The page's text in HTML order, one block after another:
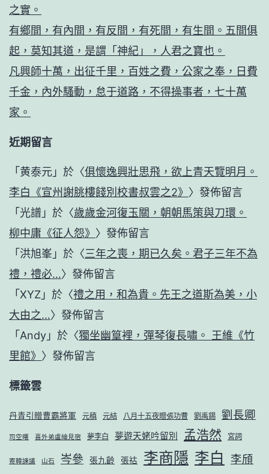
之實。
有鄉間，有內間，有反間，有死間，有生間。五間俱
起，莫知其道，是謂「神紀」，人君之寶也。
凡興師十萬，出征千里，百姓之費，公家之奉，日費
千金，內外騷動，怠于道路，不得操事者，七十萬
家。
近期留言
「 黄泰元 」於〈俱懷逸興壯思飛，欲上青天覽明月。
李白《宣州謝朓樓餞別校書叔雲之2》 〉發佈留言
「 光譜 」於〈歲歲金河復玉關，朝朝馬策與刀環。
柳中庸《征人怨》 〉發佈留言
「 洪旭峯 」於〈三年之喪，期已久矣。君子三年不為
禮，禮必…〉發佈留言
「 XYZ 」於〈禮之用，和為貴。先王之道斯為美，小
大由之…〉發佈留言
「 Andy 」於〈獨坐幽篁裡，彈琴復長嘯。 王維《竹
里館》 〉發佈留言
標籤雲
丹青引贈曹霸將軍 元稹 元結 八月十五夜贈張功曹 劉禹錫 劉長卿
司空曙 喜外弟盧綸見宿 夢李白 夢遊天姥吟留別 孟浩然 宮詞
寄韓諫議 山石 岑參 張九齡 張祜 李商隱 李白 李頎